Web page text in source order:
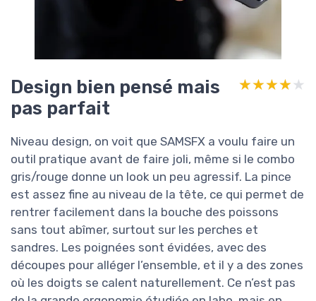
Design bien pensé mais
pas parfait
★★★★★
★★★★★
Niveau design, on voit que SAMSFX a voulu faire un
outil pratique avant de faire joli, même si le combo
gris/rouge donne un look un peu agressif. La pince
est assez fine au niveau de la tête, ce qui permet de
rentrer facilement dans la bouche des poissons
sans tout abîmer, surtout sur les perches et
sandres. Les poignées sont évidées, avec des
découpes pour alléger l’ensemble, et il y a des zones
où les doigts se calent naturellement. Ce n’est pas